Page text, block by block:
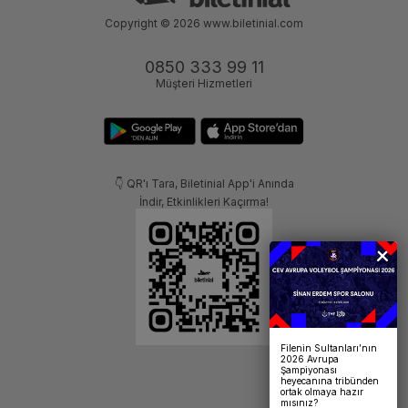
0850 333 99 11
Müşteri Hizmetleri
👇 QR'ı Tara, Biletinial App'i Anında
İndir, Etkinlikleri Kaçırma!
Copyright © 2026 www.biletinial.com
Filenin Sultanları’nın
2026 Avrupa
Şampiyonası
heyecanına tribünden
ortak olmaya hazır
mısınız?